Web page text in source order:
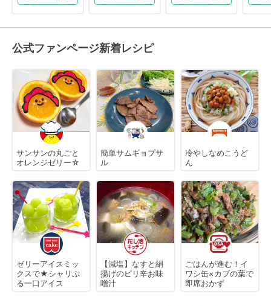
公式ファンページ新着レシピ
サンサンの丸ごと
オレンジゼリー☆
簡単サムギョプサ
ル
冷やしなめこうど
ん
ゼリーアイスミッ
クスで★シャリぷ
る一口アイス
【減塩】なすと絹
揚げのピリ辛お味
噌汁
ごはんが進む！イ
ワシ缶×カブの葉で
即席おかず